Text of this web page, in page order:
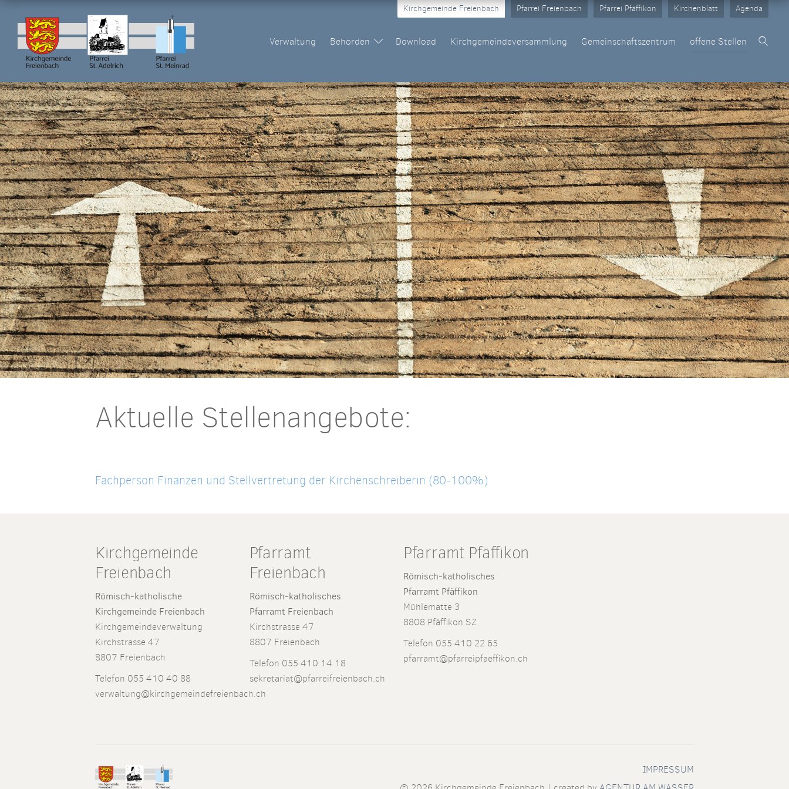
Kirchgemeinde Freienbach Pfarrei Freienbach Pfarrei Pfäffikon Kirchenblatt Agenda
Verwaltung Behörden
Kirchenrat Kommissionen Kantonalkirche Schwyz Menschen
Download Kirchgemeindeversammlung Gemeinschaftszentrum offene Stellen
Aktuelle Stellenangebote:
Fachperson Finanzen und Stellvertretung der Kirchenschreiberin (80-100%)
Kirchgemeinde
Freienbach
Römisch-katholische
Kirchgemeinde Freienbach
Kirchgemeindeverwaltung
Kirchstrasse 47
8807 Freienbach
Telefon 055 410 40 88
verwaltung@kirchgemeindefreienbach.ch
Pfarramt
Freienbach
Römisch-katholisches
Pfarramt Freienbach
Kirchstrasse 47
8807 Freienbach
Telefon 055 410 14 18
sekretariat@pfarreifreienbach.ch
Pfarramt Pfäffikon
Römisch-katholisches
Pfarramt Pfäffikon
Mühlematte 3
8808 Pfäffikon SZ
Telefon 055 410 22 65
pfarramt@pfarreipfaeffikon.ch
IMPRESSUM